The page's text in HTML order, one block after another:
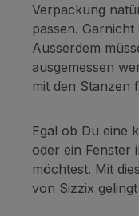
Verpackung
passen.
Ausserdem
ausgemessen
mit den Stanzen
Egal ob Du eine
oder ein Fenster
möchtest. Mit
von Sizzix